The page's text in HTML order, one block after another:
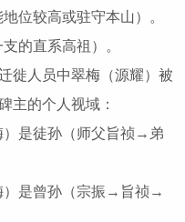
位较高或驻守本山）。
的直系高祖）。
人员中翠梅（源耀）被
主的个人视域：
是徒孙（师父旨祯→弟
是曾孙（宗振→旨祯→